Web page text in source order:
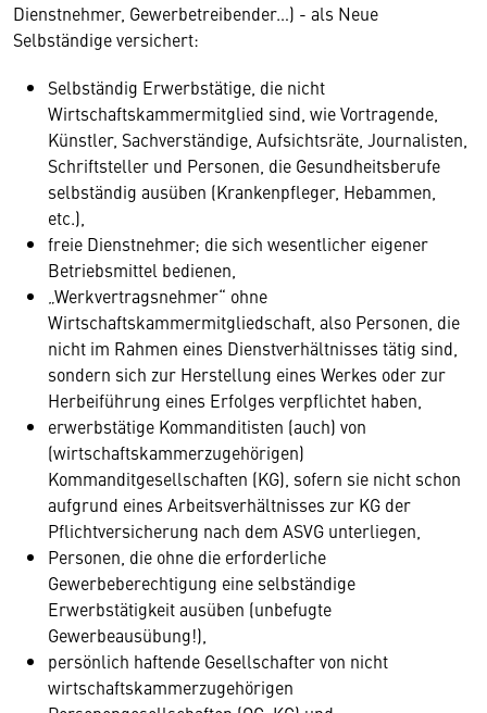
Dienstnehmer, Gewerbetreibender…) - als Neue
Selbständige versichert:
Selbständig Erwerbstätige, die nicht
Wirtschaftskammermitglied sind, wie Vortragende,
Künstler, Sachverständige, Aufsichtsräte, Journalisten,
Schriftsteller und Personen, die Gesundheitsberufe
selbständig ausüben (Krankenpfleger, Hebammen,
etc.),
freie Dienstnehmer; die sich wesentlicher eigener
Betriebsmittel bedienen,
„Werkvertragsnehmer“ ohne
Wirtschaftskammermitgliedschaft, also Personen, die
nicht im Rahmen eines Dienstverhältnisses tätig sind,
sondern sich zur Herstellung eines Werkes oder zur
Herbeiführung eines Erfolges verpflichtet haben,
erwerbstätige Kommanditisten (auch) von
(wirtschaftskammerzugehörigen)
Kommanditgesellschaften (KG), sofern sie nicht schon
aufgrund eines Arbeitsverhältnisses zur KG der
Pflichtversicherung nach dem ASVG unterliegen,
Personen, die ohne die erforderliche
Gewerbeberechtigung eine selbständige
Erwerbstätigkeit ausüben (unbefugte
Gewerbeausübung!),
persönlich haftende Gesellschafter von nicht
wirtschaftskammerzugehörigen